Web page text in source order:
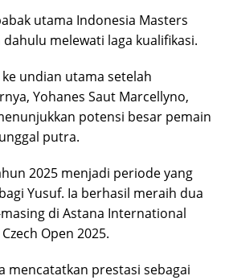
utama Indonesia Masters
melewati laga kualifikasi.
undian utama setelah
Yohanes Saut Marcellyno,
potensi besar pemain
putra.
2025 menjadi periode yang
Yusuf. Ia berhasil meraih dua
di Astana International
Open 2025.
mencatatkan prestasi sebagai